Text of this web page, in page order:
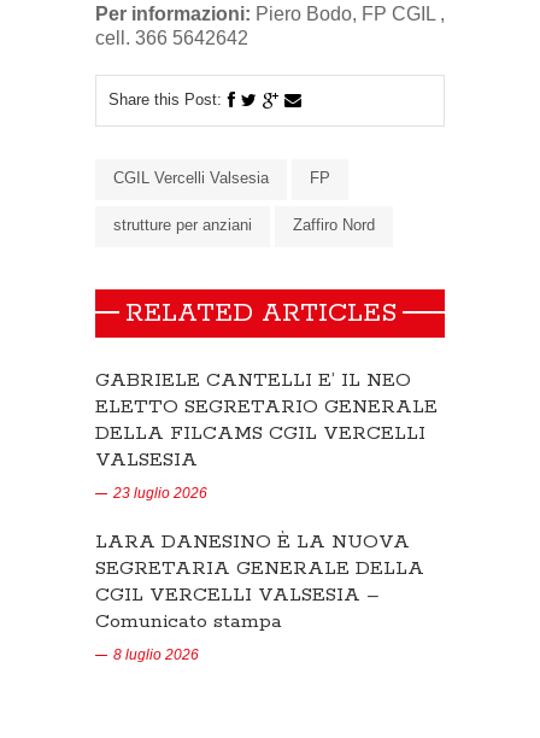
Per informazioni: Piero Bodo, FP CGIL ,
cell. 366 5642642
Share this Post:
CGIL Vercelli Valsesia FP
strutture per anziani Zaffiro Nord
RELATED ARTICLES
GABRIELE CANTELLI E’ IL NEO
ELETTO SEGRETARIO GENERALE
DELLA FILCAMS CGIL VERCELLI
VALSESIA
23 luglio 2026
LARA DANESINO È LA NUOVA
SEGRETARIA GENERALE DELLA
CGIL VERCELLI VALSESIA –
Comunicato stampa
8 luglio 2026